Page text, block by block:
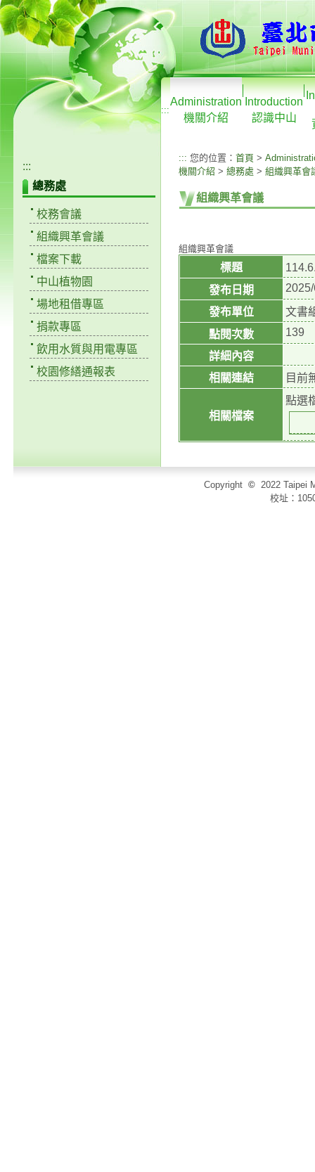
:::
Administration
機關介紹
Introduction
認識中山
:::
總務處
校務會議
組織興革會議
檔案下載
中山植物園
場地租借專區
捐款專區
飲用水質與用電專區
校園修繕通報表
::: 您的位置： 首頁 >
機關介紹 > 總務處 > 組織興革會
組織興革會議
組織興革會議
標題
發布日期
發布單位
文書
點閱次數
139
詳細內容
相關連結
目前
相關檔案
點選
Copyright © 2022 Taipei
校址：